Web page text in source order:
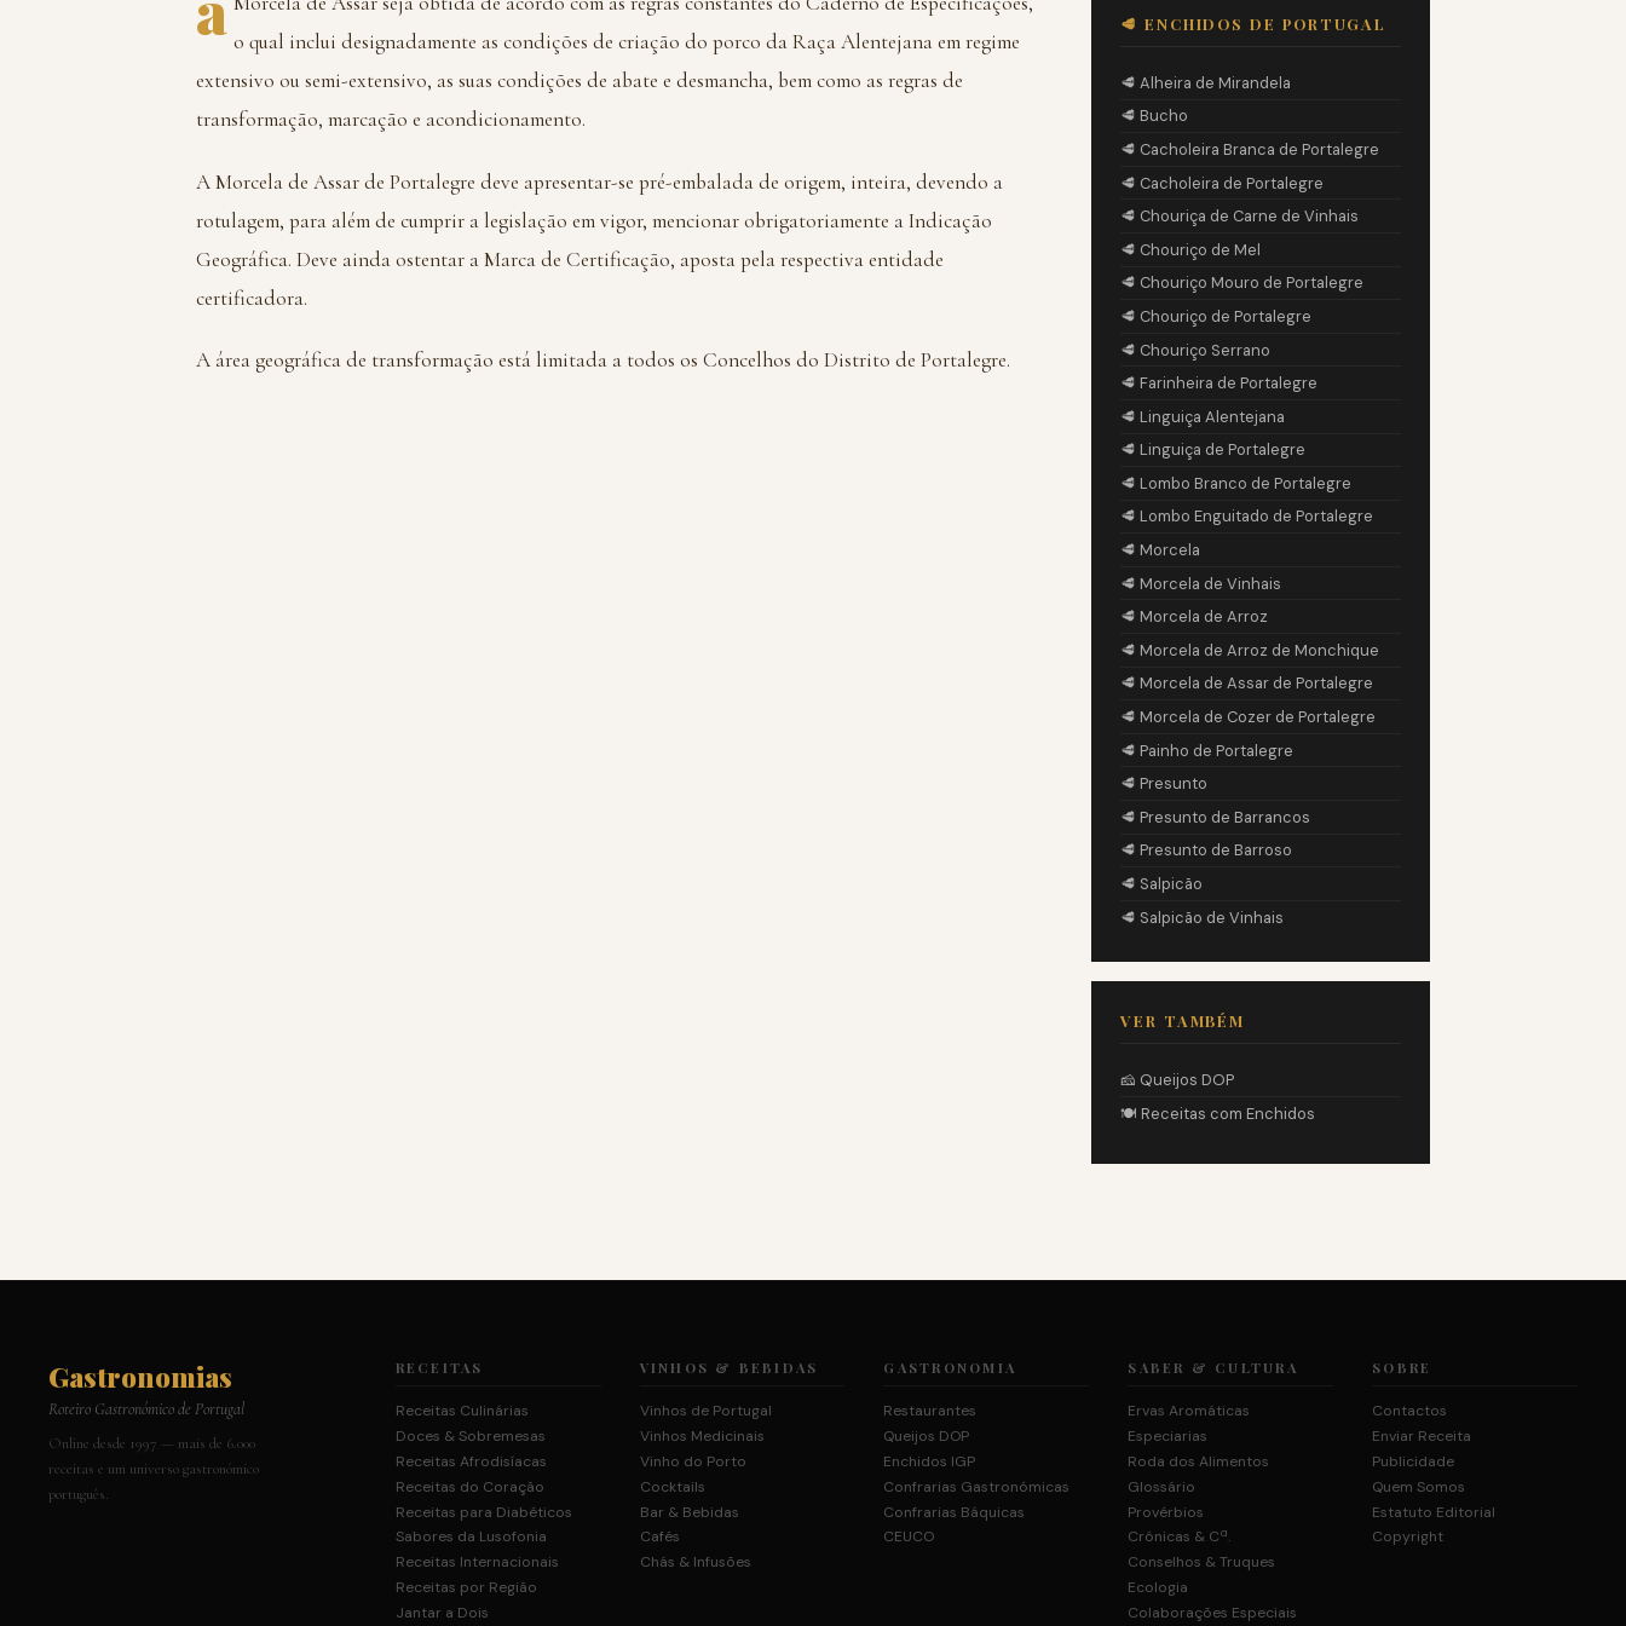
o qual inclui designadamente as condições de criação do porco da Raça Alentejana em regime
extensivo ou semi-extensivo, as suas condições de abate e desmancha, bem como as regras de
transformação, marcação e acondicionamento.
A Morcela de Assar de Portalegre deve apresentar-se pré-embalada de origem, inteira, devendo a
rotulagem, para além de cumprir a legislação em vigor, mencionar obrigatoriamente a Indicação
Geográfica. Deve ainda ostentar a Marca de Certificação, aposta pela respectiva entidade
certificadora.
A área geográfica de transformação está limitada a todos os Concelhos do Distrito de Portalegre.
🥩 ENCHIDOS DE PORTUGAL
🥩 Alheira de Mirandela
🥩 Bucho
🥩 Cacholeira Branca de Portalegre
🥩 Cacholeira de Portalegre
🥩 Chouriça de Carne de Vinhais
🥩 Chouriço de Mel
🥩 Chouriço Mouro de Portalegre
🥩 Chouriço de Portalegre
🥩 Chouriço Serrano
🥩 Farinheira de Portalegre
🥩 Linguiça Alentejana
🥩 Linguiça de Portalegre
🥩 Lombo Branco de Portalegre
🥩 Lombo Enguitado de Portalegre
🥩 Morcela
🥩 Morcela de Vinhais
🥩 Morcela de Arroz
🥩 Morcela de Arroz de Monchique
🥩 Morcela de Assar de Portalegre
🥩 Morcela de Cozer de Portalegre
🥩 Painho de Portalegre
🥩 Presunto
🥩 Presunto de Barrancos
🥩 Presunto de Barroso
🥩 Salpicão
🥩 Salpicão de Vinhais
VER TAMBÉM
🧀 Queijos DOP
🍽️ Receitas com Enchidos
Gastronomias
Roteiro Gastronómico de Portugal
Online desde 1997 — mais de 6.000
receitas e um universo gastronómico
português.
RECEITAS
Receitas Culinárias
Doces & Sobremesas
Receitas Afrodisíacas
Receitas do Coração
Receitas para Diabéticos
Sabores da Lusofonia
Receitas Internacionais
Receitas por Região
Jantar a Dois
VINHOS & BEBIDAS
Vinhos de Portugal
Vinhos Medicinais
Vinho do Porto
Cocktails
Bar & Bebidas
Cafés
Chás & Infusões
GASTRONOMIA
Restaurantes
Queijos DOP
Enchidos IGP
Confrarias Gastronómicas
Confrarias Báquicas
CEUCO
SABER & CULTURA
Ervas Aromáticas
Especiarias
Roda dos Alimentos
Glossário
Provérbios
Crónicas & Cª.
Conselhos & Truques
Ecologia
Colaborações Especiais
SOBRE
Contactos
Enviar Receita
Publicidade
Quem Somos
Estatuto Editorial
Copyright